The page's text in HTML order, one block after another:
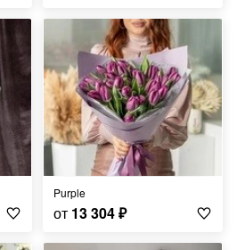
Purple
от 13 304₽